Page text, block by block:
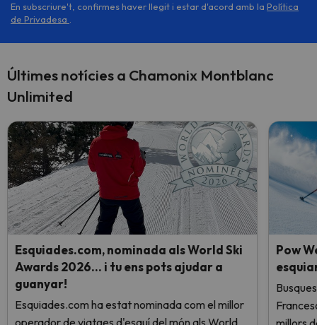
En subscriure't, confirmes haver llegit i estar d'acord amb la Política
de Privadesa
Últimes notícies a Chamonix Montblanc
Unlimited
Esquiades.com, nominada als World Ski
Awards 2026… i tu ens pots ajudar a
guanyar!
Esquiades.com ha estat nominada com el millor
operador de viatges d'esquí del món als World
Pow